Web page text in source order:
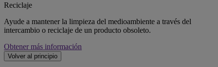
Reciclaje
Ayude a mantener la limpieza del medioambiente a través del
intercambio o reciclaje de un producto obsoleto.
Obtener más información
Volver al principio